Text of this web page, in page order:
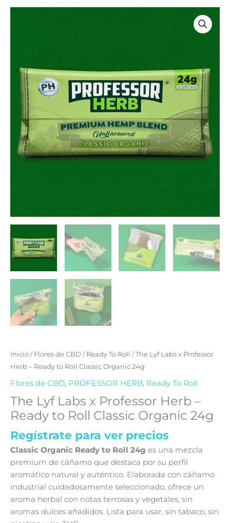
Inicio/Flores de CBD /Ready To Roll / The Lyf Labs x Professor
Herb – Ready to Roll Classic Organic 24g
Flores de CBD, PROFESSOR HERB, Ready To Roll
The Lyf Labs x Professor Herb –
Ready to Roll Classic Organic 24g
Regístrate para ver precios
Classic Organic Ready to Roll 24g es una mezcla
premium de cáñamo que destaca por su perfil
aromático natural y auténtico. Elaborada con cáñamo
industrial cuidadosamente seleccionado, ofrece un
aroma herbal con notas terrosas y vegetales, sin
aromas dulces añadidos. Lista para usar, sin tabaco, sin